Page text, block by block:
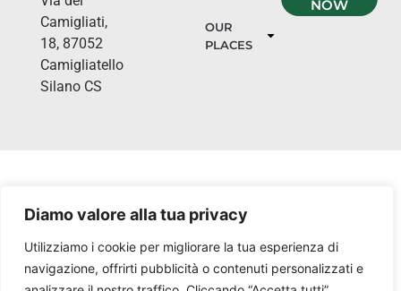
Diamo valore alla tua privacy
Utilizziamo i cookie per migliorare la tua esperienza di
navigazione, offrirti pubblicità o contenuti personalizzati e
Camigliati,
18, 87052
Camigliatello
Silano CS
OUR
PLACES
NOW